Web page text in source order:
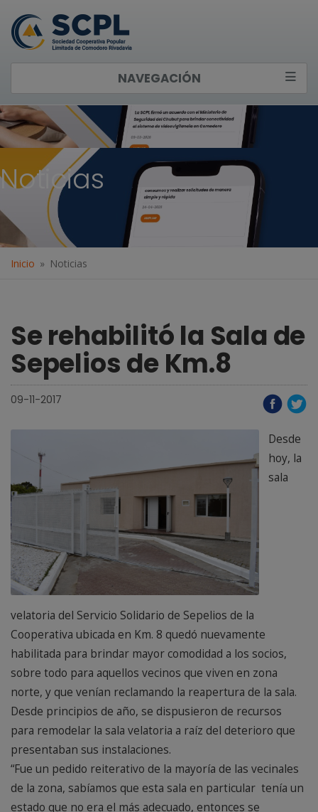
NAVEGACIÓN
Noticias
Inicio Noticias
Se rehabilitó la Sala de
Sepelios de Km.8
09-11-2017
Desde
hoy, la
sala
velatoria del Servicio Solidario de Sepelios de la
Cooperativa ubicada en Km. 8 quedó nuevamente
habilitada para brindar mayor comodidad a los socios,
sobre todo para aquellos vecinos que viven en zona
norte, y que venían reclamando la reapertura de la sala.
Desde principios de año, se dispusieron de recursos
para remodelar la sala velatoria a raíz del deterioro que
presentaban sus instalaciones.
“Fue un pedido reiterativo de la mayoría de las vecinales
de la zona, sabíamos que esta sala en particular tenía un
estado que no era el más adecuado, entonces se